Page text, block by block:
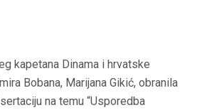
kapetana Dinama i hrvatske
Bobana, Marijana Gikić, obranila
na temu “Usporedba